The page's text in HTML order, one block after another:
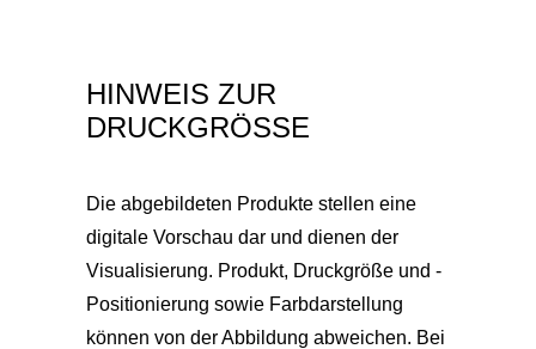
HINWEIS ZUR
DRUCKGRÖSSE
Die abgebildeten Produkte stellen eine
digitale Vorschau dar und dienen der
Visualisierung. Produkt, Druckgröße und -
Positionierung sowie Farbdarstellung
können von der Abbildung abweichen. Bei